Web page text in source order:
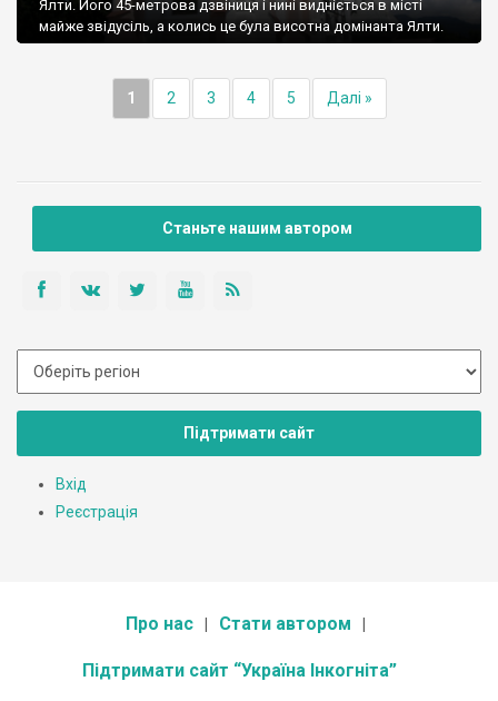
Ялти. Його 45-метрова дзвіниця і нині видніється в місті
майже звідусіль, а колись це була висотна домінанта Ялти.
1 2 3 4 5 Далі »
Станьте нашим автором
Підтримати сайт
Вхід
Реєстрація
Про нас Стати автором
Підтримати сайт “Україна Інкогніта”